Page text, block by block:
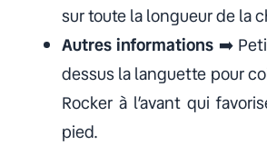
sur toute la longueur de la
Autres informations ➡️
dessus la languette pour
Rocker à l’avant qui
pied.